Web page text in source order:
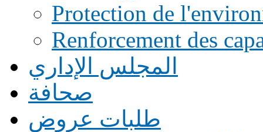
Protection de
Renforcement des
المجلس الإداري
صحافة
طلبات عروض